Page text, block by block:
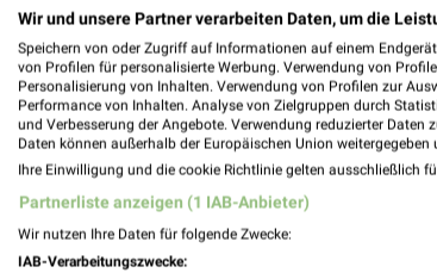
DAS FUTTERHAUS Buxtehude
21614 Buxtehude
Wir und unsere Partner verarbeiten Daten, um die
Speichern von oder Zugriff auf Informationen auf einem
von Profilen für personalisierte Werbung. Verwendung von
Personalisierung von Inhalten. Verwendung von Profilen zur
Performance von Inhalten. Analyse von Zielgruppen durch
und Verbesserung der Angebote. Verwendung reduzierter Daten
Daten können außerhalb der Europäischen Union weitergegeben
Ihre Einwilligung und die cookie Richtlinie gelten ausschließlich
Partnerliste anzeigen (1 IAB-Anbieter)
Wir nutzen Ihre Daten für folgende Zwecke:
IAB-Verarbeitungszwecke: